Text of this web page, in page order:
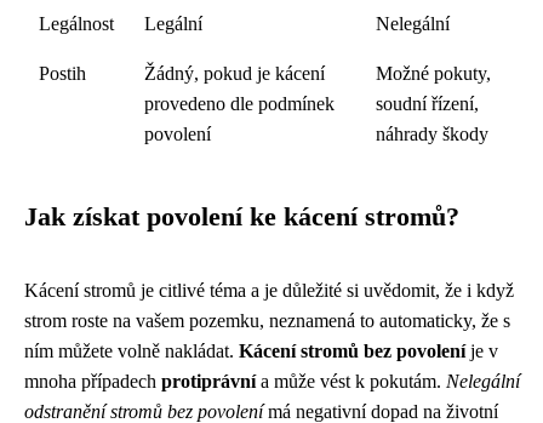
Legálnost Legální Nelegální
Postih
Žádný, pokud je kácení
provedeno dle podmínek
povolení
Možné pokuty,
soudní řízení,
náhrady škody
Jak získat povolení ke kácení stromů?
Kácení stromů je citlivé téma a je důležité si uvědomit, že i když
strom roste na vašem pozemku, neznamená to automaticky, že s
ním můžete volně nakládat. Kácení stromů bez povoleníje v
mnoha případech protiprávnía může vést k pokutám. Nelegální
odstranění stromů bez povolenímá negativní dopad na životní